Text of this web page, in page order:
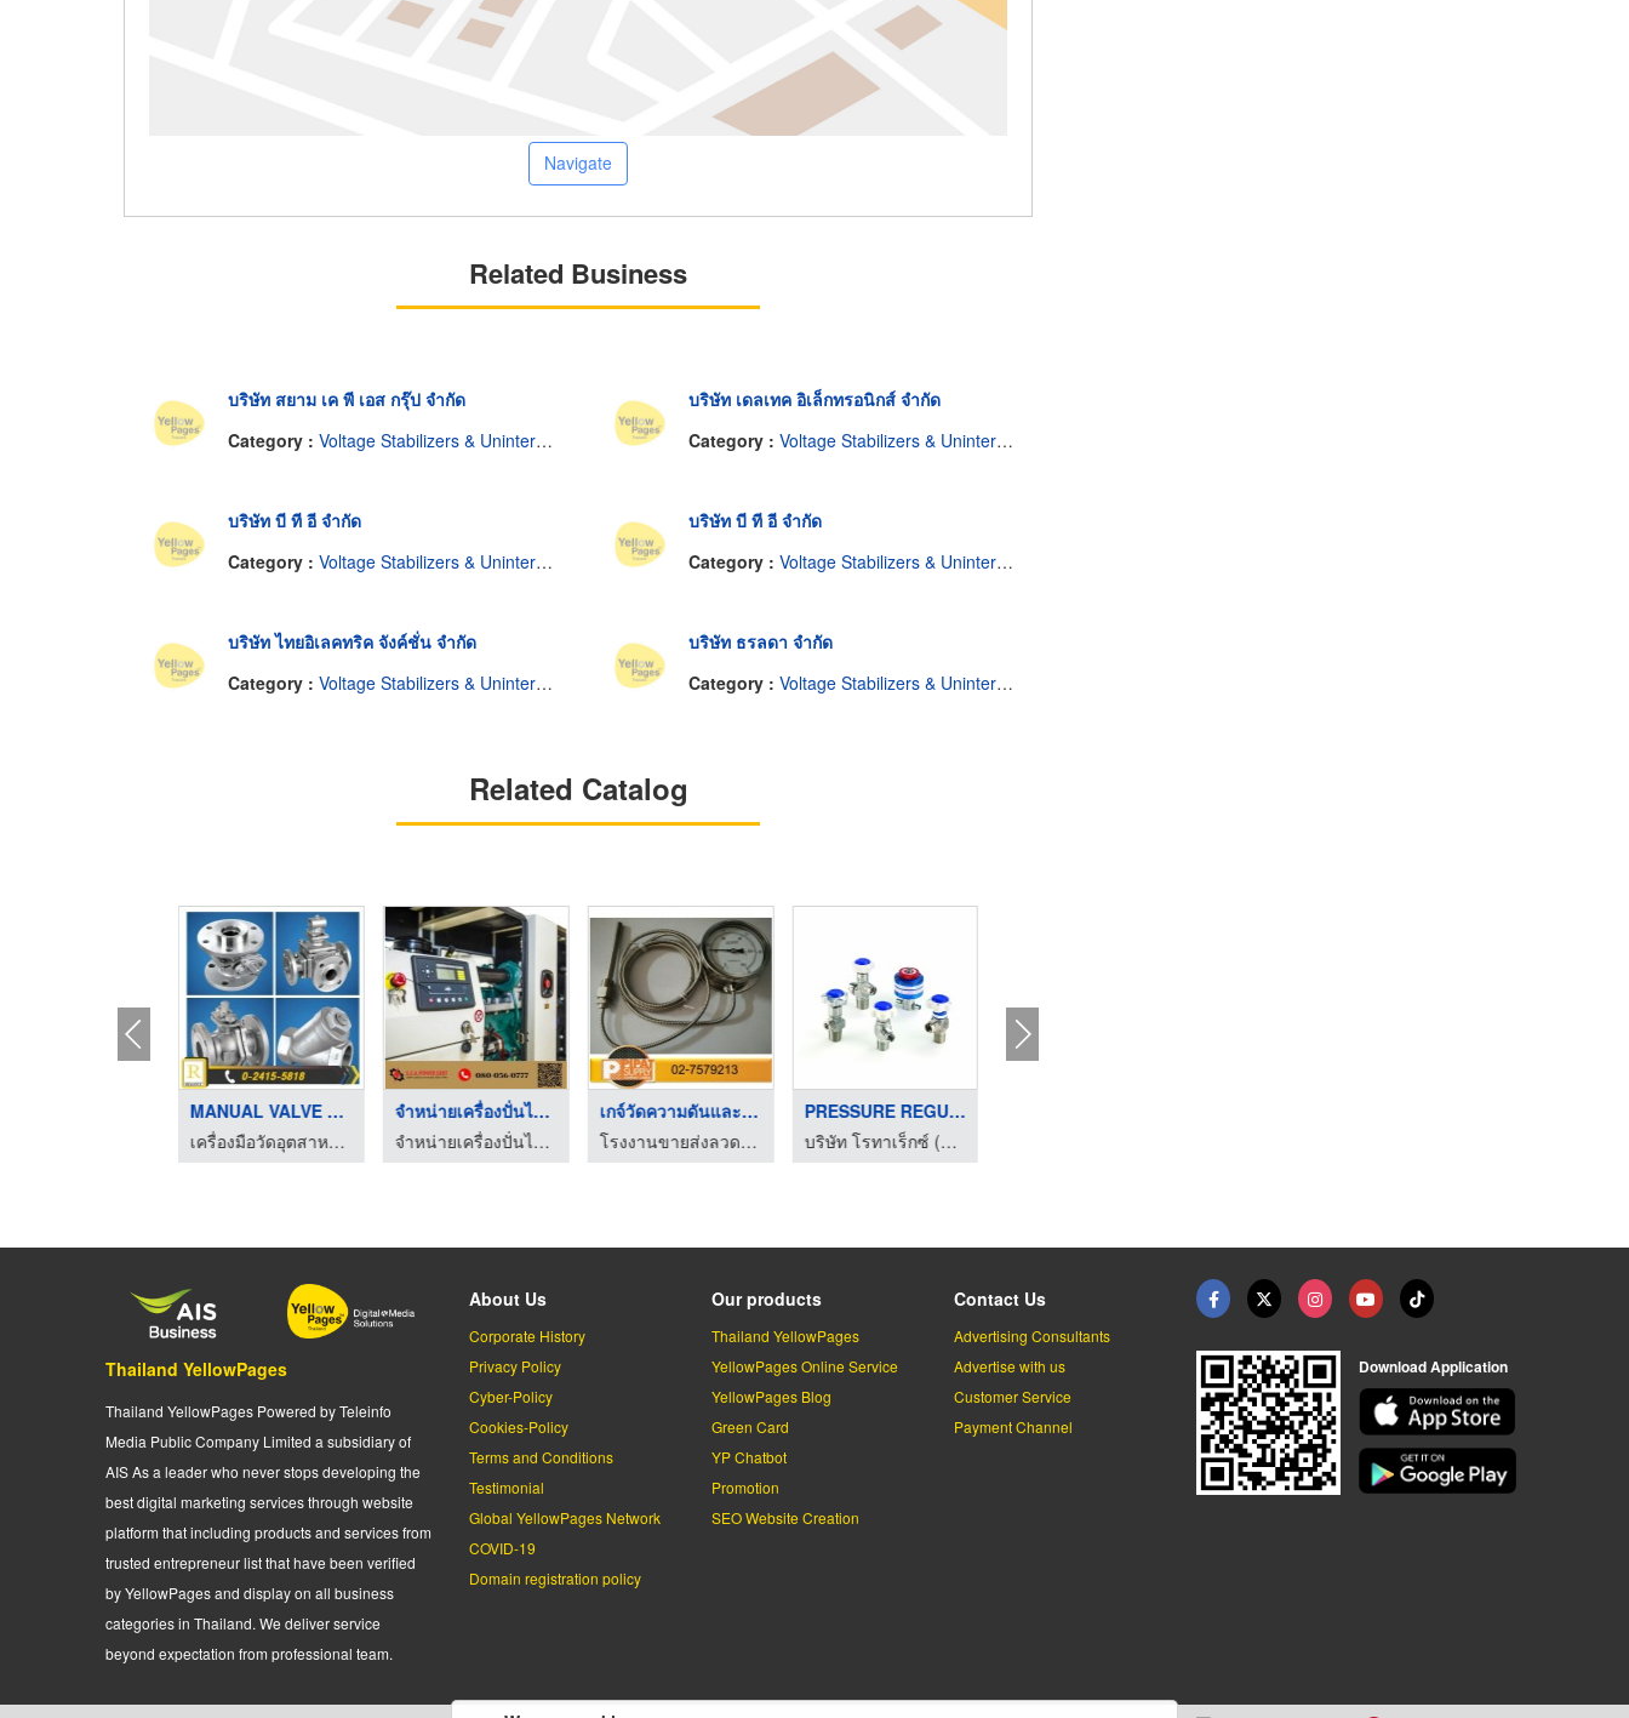
Navigate
Related Business
บริษัท สยาม เค พี เอส กรุ๊ป จำกัด
Category : Voltage Stabilizers & Uninterruptable Power Supplies
บริษัท เดลเทค อิเล็กทรอนิกส์ จำกัด
Category : Voltage Stabilizers & Uninterruptable Power Supplies
บริษัท บี ที อี จำกัด
Category : Voltage Stabilizers & Uninterruptable Power Supplies
บริษัท บี ที อี จำกัด
Category : Voltage Stabilizers & Uninterruptable Power Supplies
บริษัท ไทยอิเลคทริค จังค์ชั่น จำกัด
Category : Voltage Stabilizers & Uninterruptable Power Supplies
บริษัท ธรลดา จำกัด
Category : Voltage Stabilizers & Uninterruptable Power Supplies
Related Catalog
MANUAL VALVE วาล์วแม ...
เครื่องมือวัดอุตสาหกรรม - รีไลแอนซ์ เทคโนโลยี แอนด์ เซอร์วิส
จำหน่ายเครื่องปั่นไฟ ...
จำหน่ายเครื่องปั่นไฟฟ้า เอส.อี.เอ. พาวเวอร์ เจ็นท์
เกจ์วัดความดันและควา ...
โรงงานขายส่งลวดตาข่าย ลวดสแตนเลส ราคาพิเศษ
PRESSURE REGULATORS
บริษัท โรทาเร็กซ์ (ประเทศไทย) จำกัด
Thailand YellowPages
Thailand YellowPages Powered by Teleinfo
Media Public Company Limited a subsidiary of
AIS As a leader who never stops developing the
best digital marketing services through website
platform that including products and services from
trusted entrepreneur list that have been verified
by YellowPages and display on all business
categories in Thailand. We deliver service
beyond expectation from professional team.
About Us
Corporate History
Privacy Policy
Cyber-Policy
Cookies-Policy
Terms and Conditions
Testimonial
Global YellowPages Network
COVID-19
Domain registration policy
Our products
Thailand YellowPages
YellowPages Online Service
YellowPages Blog
Green Card
YP Chatbot
Promotion
SEO Website Creation
Contact Us
Advertising Consultants
Advertise with us
Customer Service
Payment Channel
Download Application